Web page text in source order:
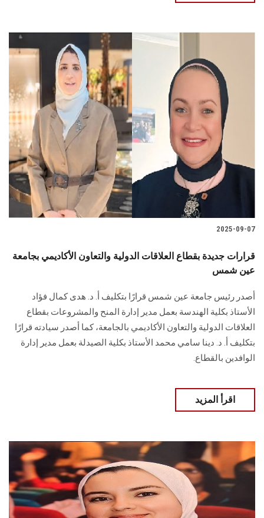
2025-09-07
قرارات جديدة بقطاع العلاقات الدولية والتعاون الأكاديمي بجامعة
عين شمس
أصدر رئيس جامعة عين شمس قرارًا بتكليف أ. د. هدى كمال فؤاد
الأستاذ بكلية الهندسة بعمل مدير إدارة المنح والمشروعات بقطاع
العلاقات الدولية والتعاون الأكاديمي بالجامعة، كما أصدر سيادته قرارًا
بتكليف أ. د. دينا سامي محمد الأستاذ بكلية الصيدلة بعمل مدير إدارة
الوافدين بالقطاع.
اقرأ المزيد